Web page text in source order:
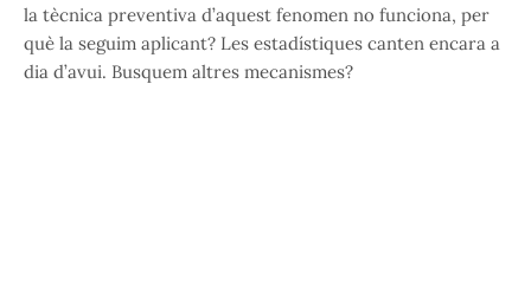
la tècnica preventiva d’aquest fenomen no funciona, per
què la seguim aplicant? Les estadístiques canten encara a
dia d’avui. Busquem altres mecanismes?